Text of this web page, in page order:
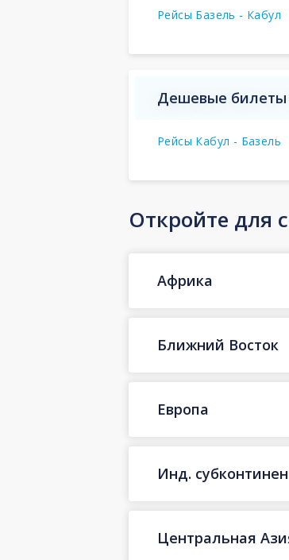
Рейсы Базель - Кабул
Дешевые билеты
Рейсы Кабул - Базель
Откройте для
Африка
Ближний Восток
Европа
Инд.
Центральная